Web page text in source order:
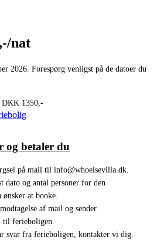
nat
2026. Forespørg venligst på de datoer du
DKK 1350,-
og betaler du
på mail til info@whoelsevilla.dk.
dato og antal personer for den
at booke.
af mail og sender
til ferieboligen.
svar fra ferieboligen, kontakter vi dig.